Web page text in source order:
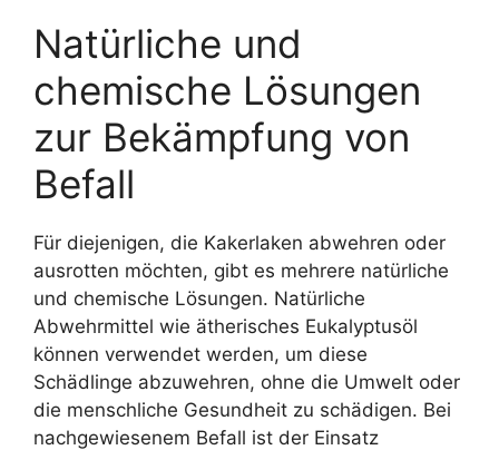
Natürliche und
chemische Lösungen
zur Bekämpfung von
Befall
Für diejenigen, die Kakerlaken abwehren oder
ausrotten möchten, gibt es mehrere natürliche
und chemische Lösungen. Natürliche
Abwehrmittel wie ätherisches Eukalyptusöl
können verwendet werden, um diese
Schädlinge abzuwehren, ohne die Umwelt oder
die menschliche Gesundheit zu schädigen. Bei
nachgewiesenem Befall ist der Einsatz